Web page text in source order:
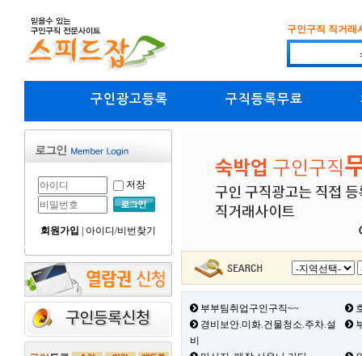
구인구직 직거래
구인광고등록 구직등록무료
저장
회원가입 아이디/비번찾기
부부팀취업구인구직~~
경비보안.미화.건물청소.주차.설
비